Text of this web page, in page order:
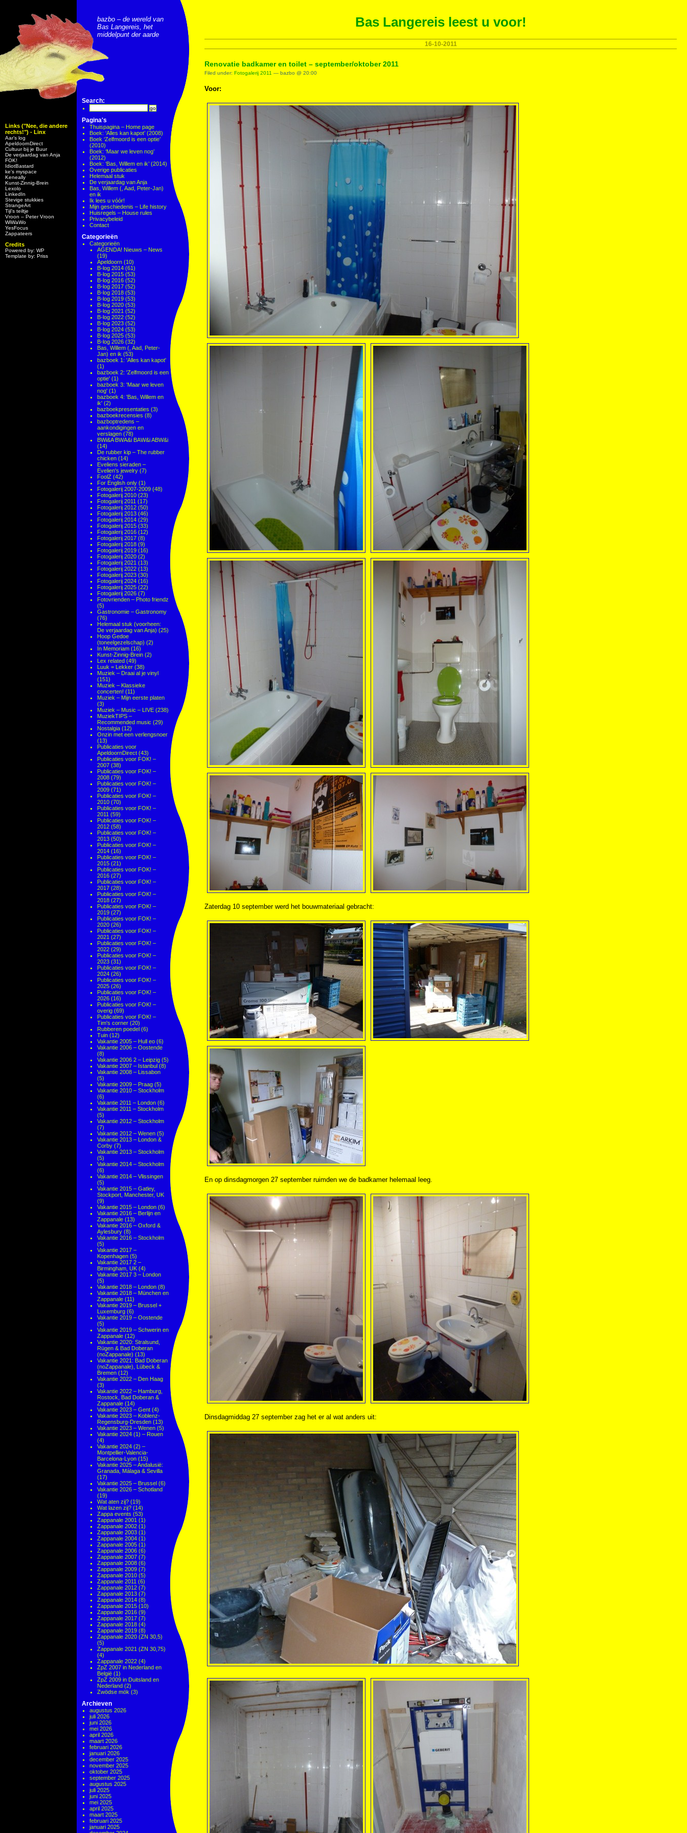
Links ("Nee, die andere
rechts!") - Linx
Aar’s log
ApeldoornDirect
Cultuur bij je Buur
De verjaardag van Anja
FOK!
IdiotBastard
ke's myspace
Keneally
Kunst-Zinnig-Brein
Lexolo
LinkedIn
Stevige stukkies
StrangeArt
Tijl’s teiltje
Vroon – Peter Vroon
WiWaWo
YesFocus
Zappateers
Credits
Powered by: WP
Template by: Priss
bazbo – de wereld van
Bas Langereis, het
middelpunt der aarde
Search:
Pagina's
Thuispagina – Home page
Boek: ‘Alles kan kapot’ (2008)
Boek ‘Zelfmoord is een optie’
(2010)
Boek: ‘Maar we leven nog’
(2012)
Boek: ‘Bas, Willem en ik’ (2014)
Overige publicaties
Helemaal stuk
De verjaardag van Anja
Bas, Willem (, Aad, Peter-Jan)
en ik
Ik lees u vóór!
Mijn geschiedenis – Life history
Huisregels – House rules
Privacybeleid
Contact
Categorieën
Categorieën
AGENDA! Nieuws – News
(19)
Apeldoorn (10)
B-log 2014 (61)
B-log 2015 (53)
B-log 2016 (52)
B-log 2017 (52)
B-log 2018 (53)
B-log 2019 (53)
B-log 2020 (53)
B-log 2021 (52)
B-log 2022 (52)
B-log 2023 (52)
B-log 2024 (53)
B-log 2025 (53)
B-log 2026 (32)
Bas, Willem (, Aad, Peter-
Jan) en ik (53)
bazboek 1: 'Alles kan kapot'
(1)
bazboek 2: 'Zelfmoord is een
optie' (1)
bazboek 3: 'Maar we leven
nog' (1)
bazboek 4: 'Bas, Willem en
ik' (2)
bazboekpresentaties (3)
bazboekrecensies (8)
bazboptredens –
aankondigingen en
verslagen (78)
BWi&A BWA&i BAW&i ABW&i
(14)
De rubber kip – The rubber
chicken (14)
Eveliens sieraden –
Evelien's jewelry (7)
FoolZ (42)
For English only (1)
Fotogalerij 2007-2009 (48)
Fotogalerij 2010 (23)
Fotogalerij 2011 (17)
Fotogalerij 2012 (50)
Fotogalerij 2013 (46)
Fotogalerij 2014 (29)
Fotogalerij 2015 (33)
Fotogalerij 2016 (12)
Fotogalerij 2017 (8)
Fotogalerij 2018 (9)
Fotogalerij 2019 (16)
Fotogalerij 2020 (2)
Fotogalerij 2021 (13)
Fotogalerij 2022 (13)
Fotogalerij 2023 (30)
Fotogalerij 2024 (16)
Fotogalerij 2025 (22)
Fotogalerij 2026 (7)
Fotovrienden – Photo friendz
(5)
Gastronomie – Gastronomy
(76)
Helemaal stuk (voorheen:
De verjaardag van Anja) (25)
Hoop Gedoe
(toneelgezelschap) (2)
In Memoriam (16)
Kunst-Zinnig-Brein (2)
Lex related (49)
Luuk = Lekker (38)
Muziek – Draai al je vinyl
(151)
Muziek – Klassieke
concerten! (11)
Muziek – Mijn eerste platen
(3)
Muziek – Music – LIVE (238)
MuziekTIPS –
Recommended music (29)
Nostalgia (12)
Onzin met een verlengsnoer
(13)
Publicaties voor
ApeldoornDirect (43)
Publicaties voor FOK! –
2007 (38)
Publicaties voor FOK! –
2008 (79)
Publicaties voor FOK! –
2009 (71)
Publicaties voor FOK! –
2010 (70)
Publicaties voor FOK! –
2011 (59)
Publicaties voor FOK! –
2012 (58)
Publicaties voor FOK! –
2013 (50)
Publicaties voor FOK! –
2014 (16)
Publicaties voor FOK! –
2015 (21)
Publicaties voor FOK! –
2016 (27)
Publicaties voor FOK! –
2017 (28)
Publicaties voor FOK! –
2018 (27)
Publicaties voor FOK! –
2019 (27)
Publicaties voor FOK! –
2020 (26)
Publicaties voor FOK! –
2021 (27)
Publicaties voor FOK! –
2022 (29)
Publicaties voor FOK! –
2023 (31)
Publicaties voor FOK! –
2024 (26)
Publicaties voor FOK! –
2025 (26)
Publicaties voor FOK! –
2026 (16)
Publicaties voor FOK! –
overig (69)
Publicaties voor FOK! –
Tim's corner (20)
Rubberen poedel (6)
Tuin (12)
Vakantie 2005 – Hull eo (6)
Vakantie 2006 – Oostende
(8)
Vakantie 2006 2 – Leipzig (5)
Vakantie 2007 – Istanbul (8)
Vakantie 2008 – Lissabon
(5)
Vakantie 2009 – Praag (5)
Vakantie 2010 – Stockholm
(6)
Vakantie 2011 – London (6)
Vakantie 2011 – Stockholm
(5)
Vakantie 2012 – Stockholm
(7)
Vakantie 2012 – Wenen (5)
Vakantie 2013 – London &
Corby (7)
Vakantie 2013 – Stockholm
(5)
Vakantie 2014 – Stockholm
(6)
Vakantie 2014 – Vlissingen
(5)
Vakantie 2015 – Gatley,
Stockport, Manchester, UK
(9)
Vakantie 2015 – London (6)
Vakantie 2016 – Berlijn en
Zappanale (13)
Vakantie 2016 – Oxford &
Aylesbury (8)
Vakantie 2016 – Stockholm
(5)
Vakantie 2017 –
Kopenhagen (5)
Vakantie 2017 2 –
Birmingham, UK (4)
Vakantie 2017 3 – London
(5)
Vakantie 2018 – London (8)
Vakantie 2018 – München en
Zappanale (11)
Vakantie 2019 – Brussel +
Luxemburg (6)
Vakantie 2019 – Oostende
(5)
Vakantie 2019 – Schwerin en
Zappanale (12)
Vakantie 2020: Stralsund,
Rügen & Bad Doberan
(noZappanale) (13)
Vakantie 2021: Bad Doberan
(noZappanale), Lübeck &
Bremen (12)
Vakantie 2022 – Den Haag
(3)
Vakantie 2022 – Hamburg,
Rostock, Bad Doberan &
Zappanale (14)
Vakantie 2023 – Gent (4)
Vakantie 2023 – Koblenz-
Regensburg-Dresden (13)
Vakantie 2023 – Wenen (5)
Vakantie 2024 (1) – Rouen
(4)
Vakantie 2024 (2) –
Montpellier-Valencia-
Barcelona-Lyon (15)
Vakantie 2025 – Andalusië:
Granada, Málaga & Sevilla
(17)
Vakantie 2025 – Brussel (6)
Vakantie 2026 – Schotland
(19)
Wat aten zij? (19)
Wat lazen zij? (14)
Zappa events (53)
Zappanale 2001 (1)
Zappanale 2002 (1)
Zappanale 2003 (1)
Zappanale 2004 (1)
Zappanale 2005 (1)
Zappanale 2006 (6)
Zappanale 2007 (7)
Zappanale 2008 (6)
Zappanale 2009 (7)
Zappanale 2010 (5)
Zappanale 2011 (6)
Zappanale 2012 (7)
Zappanale 2013 (7)
Zappanale 2014 (8)
Zappanale 2015 (10)
Zappanale 2016 (9)
Zappanale 2017 (7)
Zappanale 2018 (4)
Zappanale 2019 (8)
Zappanale 2020 (ZN 30,5)
(5)
Zappanale 2021 (ZN 30,75)
(4)
Zappanale 2022 (4)
ZpZ 2007 in Nederland en
België (1)
ZpZ 2009 in Duitsland en
Nederland (2)
Zwödse mök (3)
Archieven
augustus 2026
juli 2026
juni 2026
mei 2026
april 2026
maart 2026
februari 2026
januari 2026
december 2025
november 2025
oktober 2025
september 2025
augustus 2025
juli 2025
juni 2025
mei 2025
april 2025
maart 2025
februari 2025
januari 2025
Bas Langereis leest u voor!
16-10-2011
Renovatie badkamer en toilet – september/oktober 2011
Filed under: Fotogalerij 2011 — bazbo @ 20:00
Voor:
Zaterdag 10 september werd het bouwmateriaal gebracht:
En op dinsdagmorgen 27 september ruimden we de badkamer helemaal leeg.
Dinsdagmiddag 27 september zag het er al wat anders uit: